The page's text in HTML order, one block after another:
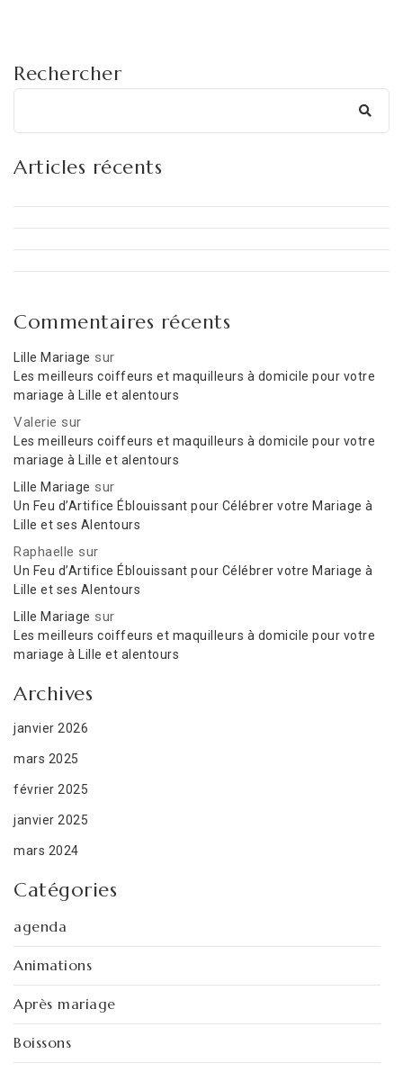
Rechercher
Articles récents
Commentaires récents
Lille Mariage sur
Les meilleurs coiffeurs et maquilleurs à domicile pour votre
mariage à Lille et alentours
Valerie sur
Les meilleurs coiffeurs et maquilleurs à domicile pour votre
mariage à Lille et alentours
Lille Mariage sur
Un Feu d’Artifice Éblouissant pour Célébrer votre Mariage à
Lille et ses Alentours
Raphaelle sur
Un Feu d’Artifice Éblouissant pour Célébrer votre Mariage à
Lille et ses Alentours
Lille Mariage sur
Les meilleurs coiffeurs et maquilleurs à domicile pour votre
mariage à Lille et alentours
Archives
janvier 2026
mars 2025
février 2025
janvier 2025
mars 2024
Catégories
agenda
Animations
Après mariage
Boissons